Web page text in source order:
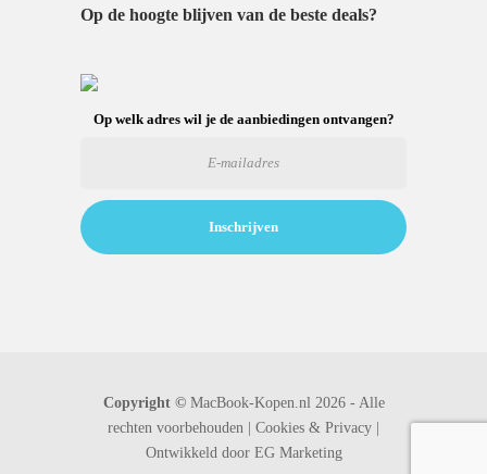
Op de hoogte blijven van de beste deals?
Op welk adres wil je de aanbiedingen ontvangen?
Copyright ©MacBook-Kopen.nl 2026 - Alle
rechten voorbehouden | Cookies & Privacy |
Ontwikkeld door EG Marketing